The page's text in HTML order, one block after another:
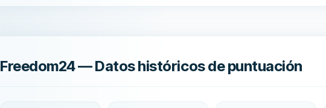
Freedom24 — Datos históricos de puntuación